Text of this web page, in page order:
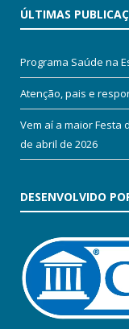
ÚLTIMAS
Programa Saúde na
Atenção, pais e
Vem aí a maior Festa
de abril de 2026
DESENVOLVIDO